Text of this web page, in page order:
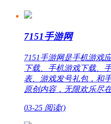
7151手游网
7151手游网是手机游戏
下载、手机游戏下载、
表、游戏发号礼包，和
原创内容，无限欢乐尽在
03-25 阅读()